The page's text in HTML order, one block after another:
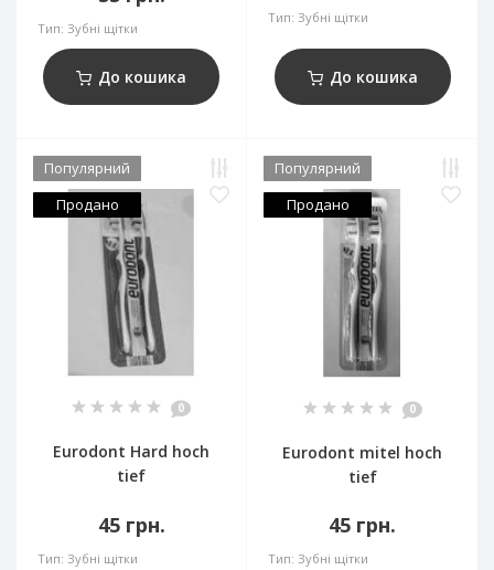
Тип: Зубні щітки
До кошика
Тип: Зубні щітки
До кошика
Популярний
Продано
0
Eurodont Hard hoch
tief
45 грн.
Тип: Зубні щітки
Популярний
Продано
0
Eurodont mitel hoch
tief
45 грн.
Тип: Зубні щітки